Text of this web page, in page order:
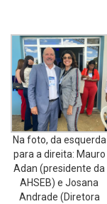
Na foto, da esquerda
para a direita: Mauro
Adan (presidente da
AHSEB) e Josana
Andrade (Diretora